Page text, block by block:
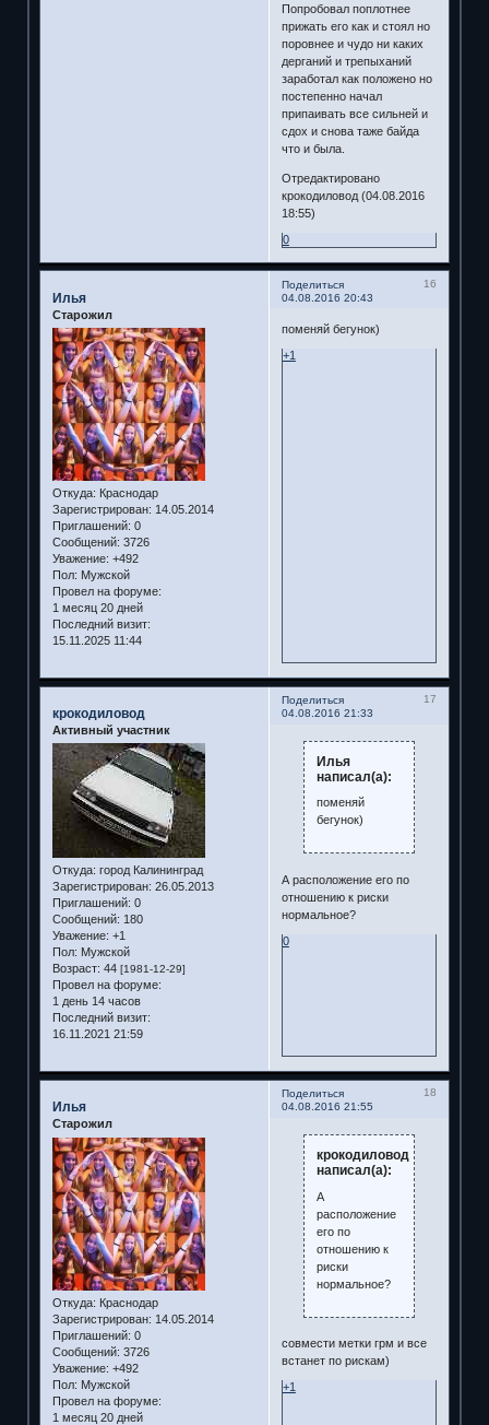
Попробовал поплотнее
прижать его как и стоял но
поровнее и чудо ни каких
дерганий и трепыханий
заработал как положено но
постепенно начал
припаивать все сильней и
сдох и снова таже байда
что и была.
Отредактировано
крокодиловод (04.08.2016
18:55)
0
Поделиться
16
04.08.2016 20:43
Илья
Старожил
Откуда: Краснодар
Зарегистрирован: 14.05.2014
Приглашений: 0
Сообщений: 3726
Уважение: +492
Пол: Мужской
Провел на форуме:
1 месяц 20 дней
Последний визит:
15.11.2025 11:44
поменяй бегунок)
+1
Поделиться
17
04.08.2016 21:33
крокодиловод
Активный участник
Откуда: город Калининград
Зарегистрирован: 26.05.2013
Приглашений: 0
Сообщений: 180
Уважение: +1
Пол: Мужской
Возраст: 44 [1981-12-29]
Провел на форуме:
1 день 14 часов
Последний визит:
16.11.2021 21:59
Илья
написал(а):
поменяй
бегунок)
А расположение его по
отношению к риски
нормальное?
0
Поделиться
18
04.08.2016 21:55
Илья
Старожил
Откуда: Краснодар
Зарегистрирован: 14.05.2014
Приглашений: 0
Сообщений: 3726
Уважение: +492
Пол: Мужской
Провел на форуме:
1 месяц 20 дней
крокодиловод
написал(а):
А
расположение
его по
отношению к
риски
нормальное?
совмести метки грм и все
встанет по рискам)
+1